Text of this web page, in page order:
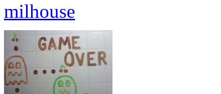
milhouse